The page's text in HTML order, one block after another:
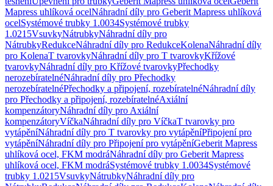
Mapress uhlíková ocelNáhradní díly pro Geberit Mapress uhlíková
ocelSystémové trubky 1.0034Systémové trubky
1.0215VsuvkyNátrubkyNáhradní díly pro
NátrubkyRedukceNáhradní díly pro RedukceKolenaNáhradní díly
pro KolenaT tvarovkyNáhradní díly pro T tvarovkyKřížové
tvarovkyNáhradní díly pro Křížové tvarovkyPřechodky
nerozebíratelnéNáhradní díly pro Přechodky
nerozebíratelnéPřechodky a připojení, rozebíratelnéNáhradní díly
pro Přechodky a připojení, rozebíratelnéAxiální
kompenzátoryNáhradní díly pro Axiální
kompenzátoryVíčkaNáhradní díly pro VíčkaT tvarovky pro
vytápěníNáhradní díly pro T tvarovky pro vytápěníPřipojení pro
vytápěníNáhradní díly pro Připojení pro vytápěníGeberit Mapress
uhlíková ocel, FKM modráNáhradní díly pro Geberit Mapress
uhlíková ocel, FKM modráSystémové trubky 1.0034Systémové
trubky 1.0215VsuvkyNátrubkyNáhradní díly pro